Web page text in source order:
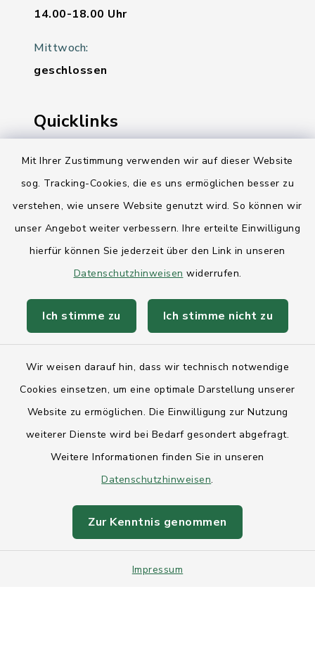
Mit Ihrer Zustimmung verwenden wir auf dieser Website
sog. Tracking-Cookies, die es uns ermöglichen besser zu
verstehen, wie unsere Website genutzt wird. So können wir
unser Angebot weiter verbessern. Ihre erteilte Einwilligung
hierfür können Sie jederzeit über den Link in unseren
Datenschutzhinweisen widerrufen.
Ich stimme zu Ich stimme nicht zu
Wir weisen darauf hin, dass wir technisch notwendige
Cookies einsetzen, um eine optimale Darstellung unserer
Website zu ermöglichen. Die Einwilligung zur Nutzung
weiterer Dienste wird bei Bedarf gesondert abgefragt.
Weitere Informationen finden Sie in unseren
Datenschutzhinweisen.
Zur Kenntnis genommen
Impressum
14.00-18.00 Uhr
Mittwoch:
geschlossen
Quicklinks
Ihre Behördennummer 115
Landesregierung Schleswig-Holstein
AktivRegion Mittelholstein
Anfahrt
Datenschutz
Sitemap
Intranet